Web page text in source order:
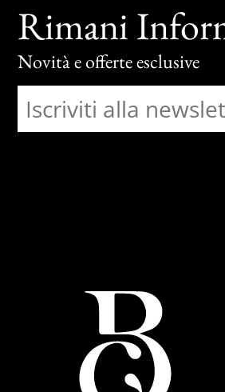
Rimani
Novità e offerte esclusive